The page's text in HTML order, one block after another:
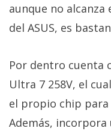
aunque no
del ASUS, es
Por dentro cuenta
Ultra 7 258V, el
el propio chip
Además, incorpora